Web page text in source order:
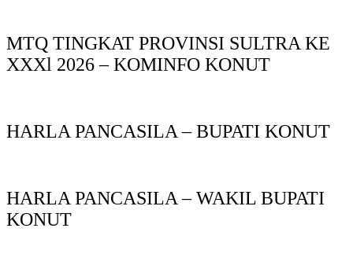
MTQ TINGKAT PROVINSI SULTRA KE
XXXl 2026 – KOMINFO KONUT
HARLA PANCASILA – BUPATI KONUT
HARLA PANCASILA – WAKIL BUPATI
KONUT